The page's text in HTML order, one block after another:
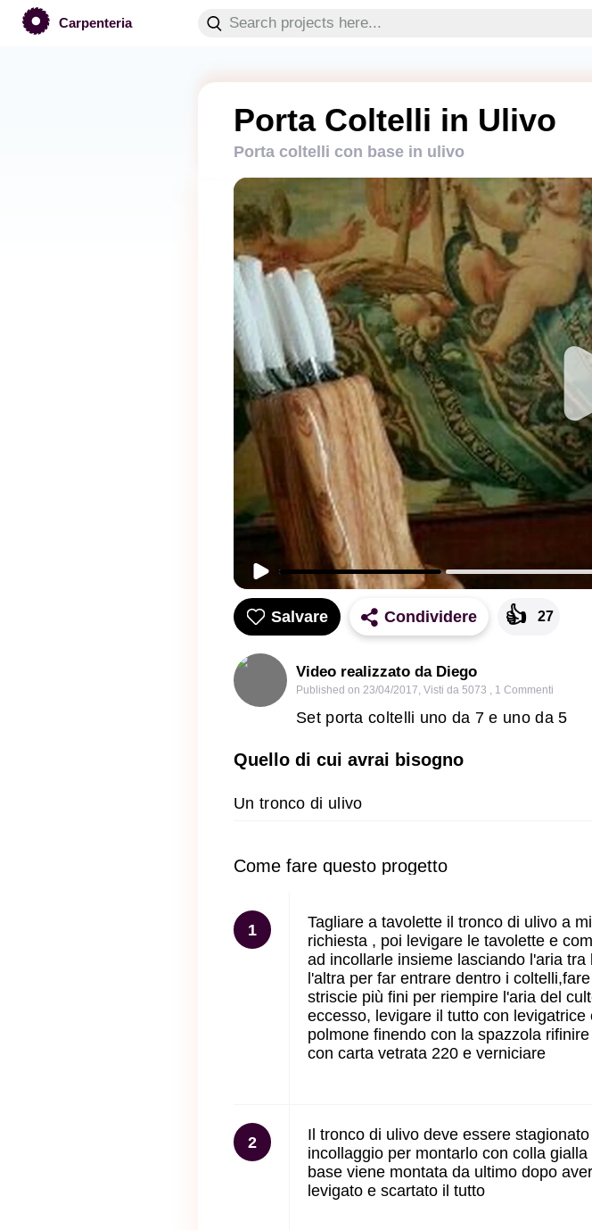
Carpenteria
Porta Coltelli in Ulivo
Porta coltelli con base in ulivo
Salvare Condividere 👍 27
Video realizzato da Diego
Published on 23/04/2017, Visti da 5073 , 1 Commenti
Set porta coltelli uno da 7 e uno da 5
Quello di cui avrai bisogno
Un tronco di ulivo
Come fare questo progetto
1
Tagliare a tavolette il tronco di ulivo a
richiesta , poi levigare le tavolette e
ad incollarle insieme lasciando l'aria tra
l'altra per far entrare dentro i
striscie più fini per riempire l'aria del
eccesso, levigare il tutto con levigatrice
polmone finendo con la spazzola
con carta vetrata 220 e verniciare
2
Il tronco di ulivo deve essere stagionato
incollaggio per montarlo con colla gialla
base viene montata da ultimo dopo aver
levigato e scartato il tutto